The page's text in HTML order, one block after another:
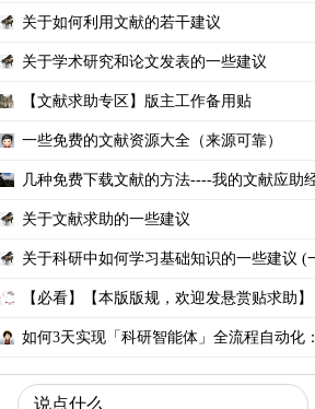
关于如何利用文献的若干建议
关于学术研究和论文发表的一些建议
【文献求助专区】版主工作备用贴
一些免费的文献资源大全（来源可靠）
几种免费下载文献的方法----我的文献应助
关于文献求助的一些建议
关于科研中如何学习基础知识的一些建议 (
【必看】【本版版规，欢迎发悬赏贴求助】
如何3天实现「科研智能体」全流程自动化
说点什么